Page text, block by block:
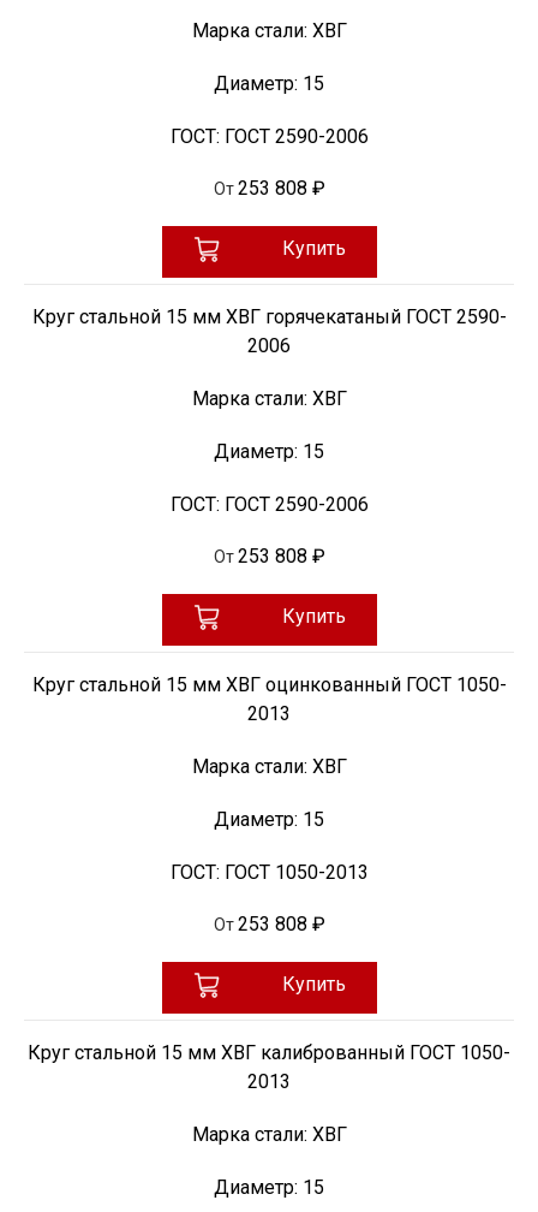
Марка стали: ХВГ
Диаметр: 15
ГОСТ: ГОСТ 2590-2006
От 253 808 ₽
Купить
Круг стальной 15 мм ХВГ горячекатаный ГОСТ 2590-
2006
Марка стали: ХВГ
Диаметр: 15
ГОСТ: ГОСТ 2590-2006
От 253 808 ₽
Купить
Круг стальной 15 мм ХВГ оцинкованный ГОСТ 1050-
2013
Марка стали: ХВГ
Диаметр: 15
ГОСТ: ГОСТ 1050-2013
От 253 808 ₽
Купить
Круг стальной 15 мм ХВГ калиброванный ГОСТ 1050-
2013
Марка стали: ХВГ
Диаметр: 15